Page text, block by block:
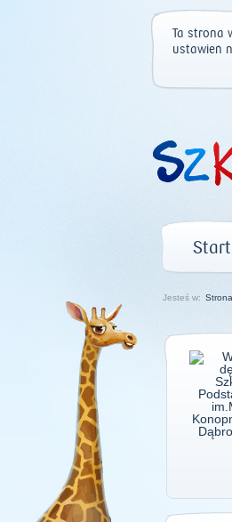
Ta strona
ustawień
Start
Jesteś w: